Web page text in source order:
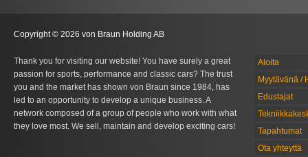
Copyright © 2026 von Braun Holding AB
Thank you for visiting our website! You have surely a great
passion for sports, performance and classic cars? The trust
you and the market has shown von Braun since 1984, has
led to an opportunity to develop a unique business. A
network composed of a group of people who work with what
they love most. We sell, maintain and develop exciting cars!
Aloita
Myytävänä /
Edustajat
Tapahtumat
Ota yhteyttä